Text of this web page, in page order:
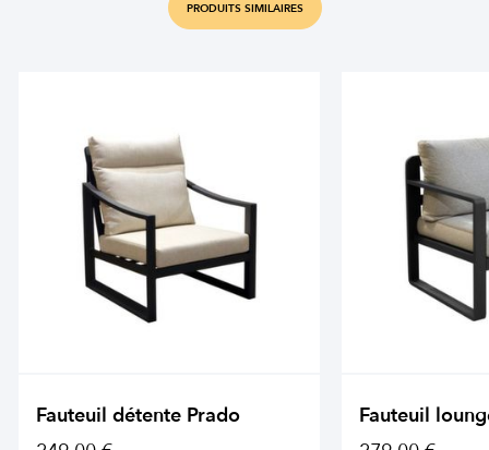
PRODUITS SIMILAIRES
Fauteuil détente Prado Fauteuil